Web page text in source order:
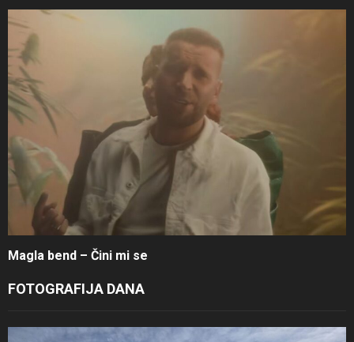
Magla bend – Čini mi se
FOTOGRAFIJA DANA